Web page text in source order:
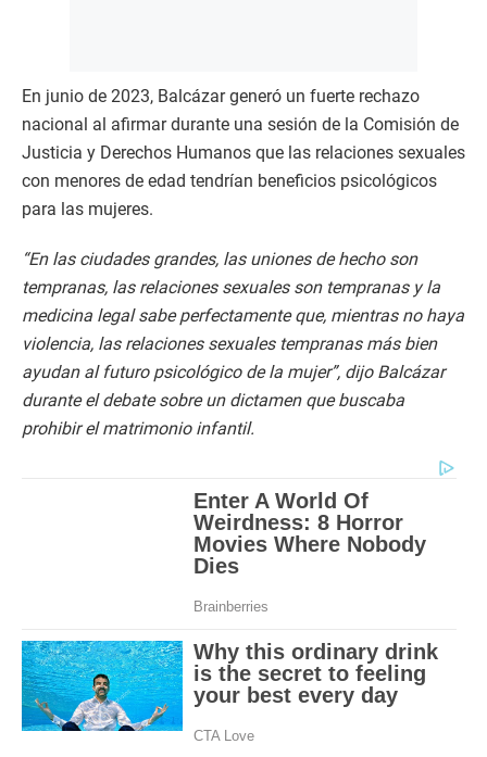
En junio de 2023, Balcázar generó un fuerte rechazo
nacional al afirmar durante una sesión de la Comisión de
Justicia y Derechos Humanos que las relaciones sexuales
con menores de edad tendrían beneficios psicológicos
para las mujeres.
“En las ciudades grandes, las uniones de hecho son
tempranas, las relaciones sexuales son tempranas y la
medicina legal sabe perfectamente que, mientras no haya
violencia, las relaciones sexuales tempranas más bien
ayudan al futuro psicológico de la mujer”, dijo Balcázar
durante el debate sobre un dictamen que buscaba
prohibir el matrimonio infantil.